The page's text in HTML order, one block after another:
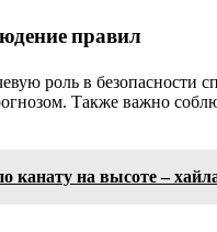
правил
роль в безопасности
Также важно
канату на высоте –